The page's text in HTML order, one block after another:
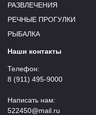
РАЗВЛЕЧЕНИЯ
РЕЧНЫЕ ПРОГУЛКИ
РЫБАЛКА
Наши контакты
Телефон:
8 (911) 495-9000
Написать нам:
522450@mail.ru